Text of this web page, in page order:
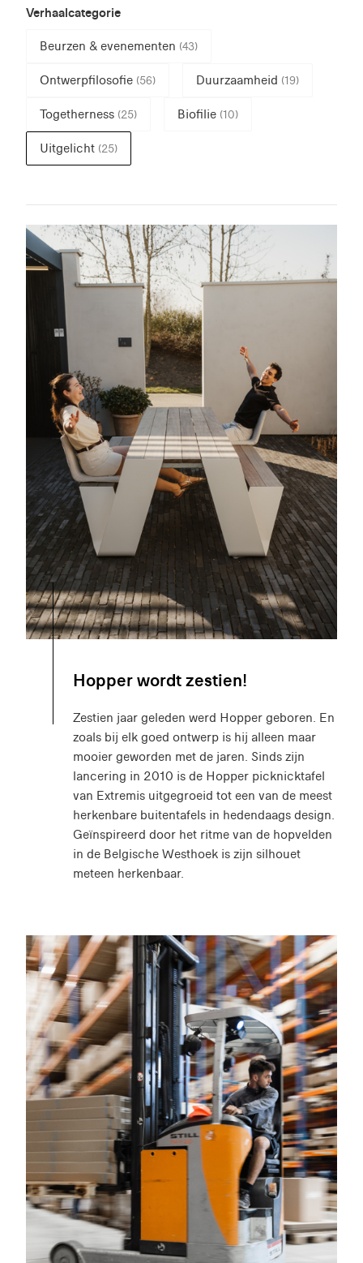
Verhaalcategorie
Beurzen & evenementen (43)
Ontwerpfilosofie (56) Duurzaamheid (19)
Togetherness (25) Biofilie (10)
Uitgelicht (25)
Hopper wordt zestien!
Zestien jaar geleden werd Hopper geboren. En
zoals bij elk goed ontwerp is hij alleen maar
mooier geworden met de jaren. Sinds zijn
lancering in 2010 is de Hopper picknicktafel
van Extremis uitgegroeid tot een van de meest
herkenbare buitentafels in hedendaags design.
Geïnspireerd door het ritme van de hopvelden
in de Belgische Westhoek is zijn silhouet
meteen herkenbaar.